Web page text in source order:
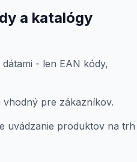
a katalógy
- len EAN kódy,
pre zákazníkov.
uvádzanie produktov na trh